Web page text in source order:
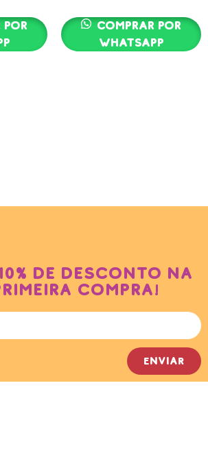
por
Comprar por
whatsapp
de desconto na
compra!
Enviar